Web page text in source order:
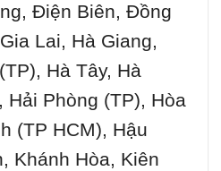
Điện Biên, Đồng
Lai, Hà Giang,
Hà Tây, Hà
Phòng (TP), Hòa
(TP HCM), Hậu
Khánh Hòa, Kiên